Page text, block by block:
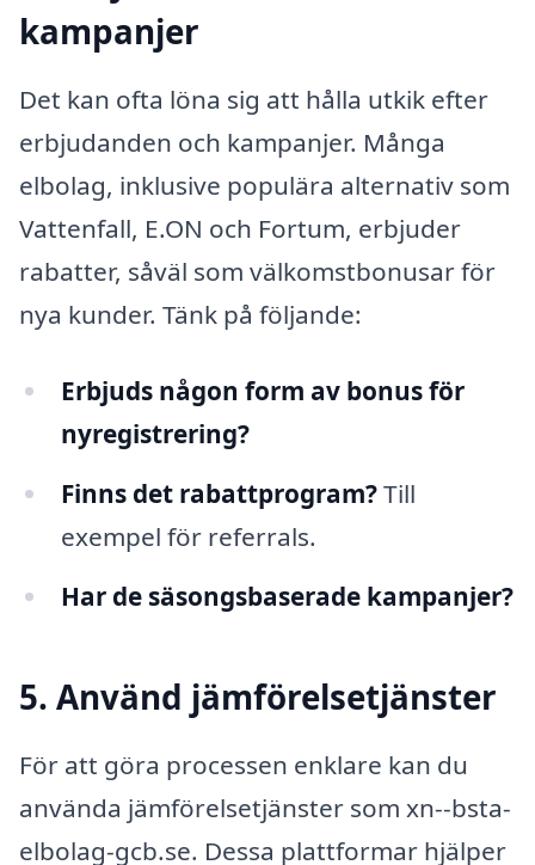
kampanjer
Det kan ofta löna sig att hålla utkik efter
erbjudanden och kampanjer. Många
elbolag, inklusive populära alternativ som
Vattenfall, E.ON och Fortum, erbjuder
rabatter, såväl som välkomstbonusar för
nya kunder. Tänk på följande:
Erbjuds någon form av bonus för
nyregistrering?
Finns det rabattprogram?Till
exempel för referrals.
Har de säsongsbaserade kampanjer?
5. Använd jämförelsetjänster
För att göra processen enklare kan du
använda jämförelsetjänster som xn--bsta-
elbolag-gcb.se. Dessa plattformar hjälper